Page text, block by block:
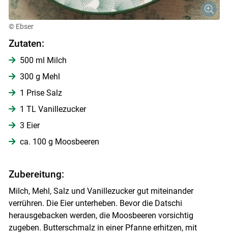
© Ebser
Zutaten:
500 ml Milch
300 g Mehl
1 Prise Salz
1 TL Vanillezucker
3 Eier
ca. 100 g Moosbeeren
Zubereitung:
Milch, Mehl, Salz und Vanillezucker gut miteinander
verrühren. Die Eier unterheben. Bevor die Datschi
herausgebacken werden, die Moosbeeren vorsichtig
zugeben. Butterschmalz in einer Pfanne erhitzen, mit